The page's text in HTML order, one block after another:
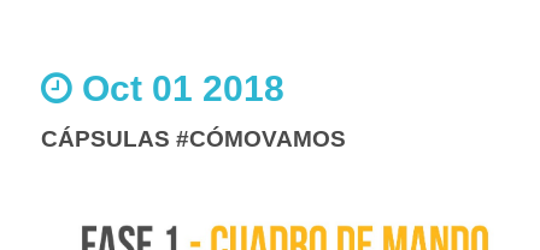
Oct 01 2018
CÁPSULAS #CÓMOVAMOS